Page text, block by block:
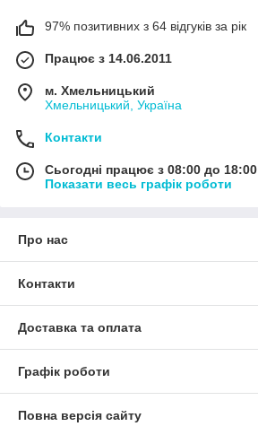
97% позитивних з 64 відгуків за рік
Працює з 14.06.2011
м. Хмельницький
Хмельницький, Україна
Контакти
Сьогодні працює з 08:00 до 18:00
Показати весь графік роботи
Про нас
Контакти
Доставка та оплата
Графік роботи
Повна версія сайту